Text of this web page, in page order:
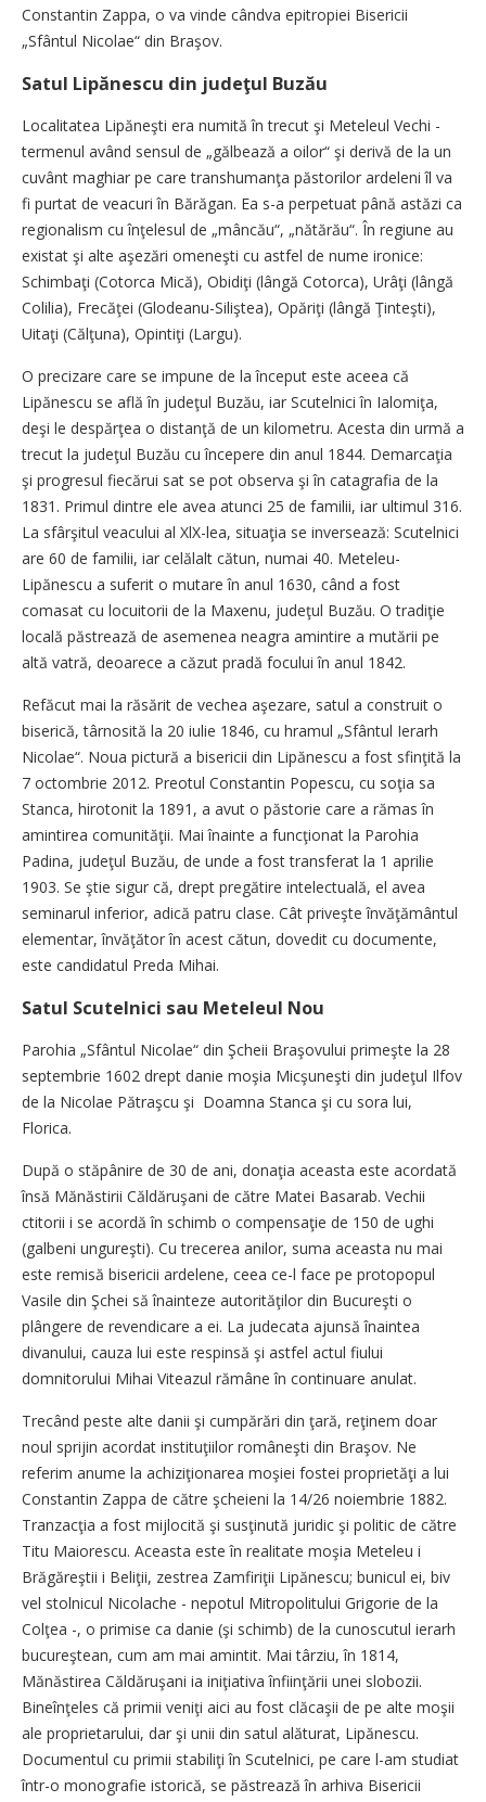
Constantin Zappa, o va vinde cândva epitropiei Bisericii
„Sfântul Nicolae“ din Braşov.
Satul Lipănescu din judeţul Buzău
Localitatea Lipăneşti era numită în trecut şi Meteleul Vechi -
termenul având sensul de „gălbează a oilor“ şi derivă de la un
cuvânt maghiar pe care transhumanţa păstorilor ardeleni îl va
fi purtat de veacuri în Bărăgan. Ea s-a perpetuat până astăzi ca
regionalism cu înţelesul de „mâncău“, „nătărău“. În regiune au
existat şi alte aşezări omeneşti cu astfel de nume ironice:
Schimbaţi (Cotorca Mică), Obidiţi (lângă Cotorca), Urâţi (lângă
Colilia), Frecăţei (Glodeanu-Siliştea), Opăriţi (lângă Ţinteşti),
Uitaţi (Călţuna), Opintiţi (Largu).
O precizare care se impune de la început este aceea că
Lipănescu se află în judeţul Buzău, iar Scutelnici în Ialomiţa,
deşi le despărţea o distanţă de un kilometru. Acesta din urmă a
trecut la judeţul Buzău cu începere din anul 1844. Demarcaţia
şi progresul fiecărui sat se pot observa şi în catagrafia de la
1831. Primul dintre ele avea atunci 25 de familii, iar ultimul 316.
La sfârşitul veacului al XlX-lea, situaţia se inversează: Scutelnici
are 60 de familii, iar celălalt cătun, numai 40. Meteleu-
Lipănescu a suferit o mutare în anul 1630, când a fost
comasat cu locuitorii de la Maxenu, judeţul Buzău. O tradiţie
locală păstrează de asemenea neagra amintire a mutării pe
altă vatră, deoarece a căzut pradă focului în anul 1842.
Refăcut mai la răsărit de vechea aşezare, satul a construit o
biserică, târnosită la 20 iulie 1846, cu hramul „Sfântul Ierarh
Nicolae“. Noua pictură a bisericii din Lipănescu a fost sfinţită la
7 octombrie 2012. Preotul Constantin Popescu, cu soţia sa
Stanca, hirotonit la 1891, a avut o păstorie care a rămas în
amintirea comunităţii. Mai înainte a funcţionat la Parohia
Padina, judeţul Buzău, de unde a fost transferat la 1 aprilie
1903. Se ştie sigur că, drept pregătire intelectuală, el avea
seminarul inferior, adică patru clase. Cât priveşte învăţământul
elementar, învăţător în acest cătun, dovedit cu documente,
este candidatul Preda Mihai.
Satul Scutelnici sau Meteleul Nou
Parohia „Sfântul Nicolae“ din Şcheii Braşovului primeşte la 28
septembrie 1602 drept danie moşia Micşuneşti din judeţul Ilfov
de la Nicolae Pătraşcu şi Doamna Stanca şi cu sora lui,
Florica.
După o stăpânire de 30 de ani, donaţia aceasta este acordată
însă Mănăstirii Căldăruşani de către Matei Basarab. Vechii
ctitorii i se acordă în schimb o compensaţie de 150 de ughi
(galbeni ungureşti). Cu trecerea anilor, suma aceasta nu mai
este remisă bisericii ardelene, ceea ce-l face pe protopopul
Vasile din Şchei să înainteze autorităţilor din Bucureşti o
plângere de revendicare a ei. La judecata ajunsă înaintea
divanului, cauza lui este respinsă şi astfel actul fiului
domnitorului Mihai Viteazul rămâne în continuare anulat.
Trecând peste alte danii şi cumpărări din ţară, reţinem doar
noul sprijin acordat instituţiilor româneşti din Braşov. Ne
referim anume la achiziţionarea moşiei fostei proprietăţi a lui
Constantin Zappa de către şcheieni la 14/26 noiembrie 1882.
Tranzacţia a fost mijlocită şi susţinută juridic şi politic de către
Titu Maiorescu. Aceasta este în realitate moşia Meteleu i
Brăgăreştii i Beliţii, zestrea Zamfiriţii Lipănescu; bunicul ei, biv
vel stolnicul Nicolache - nepotul Mitropolitului Grigorie de la
Colţea -, o primise ca danie (şi schimb) de la cunoscutul ierarh
bucureştean, cum am mai amintit. Mai târziu, în 1814,
Mănăstirea Căldăruşani ia iniţiativa înfiinţării unei slobozii.
Bineînţeles că primii veniţi aici au fost clăcaşii de pe alte moşii
ale proprietarului, dar şi unii din satul alăturat, Lipănescu.
Documentul cu primii stabiliţi în Scutelnici, pe care l-am studiat
într-o monografie istorică, se păstrează în arhiva Bisericii